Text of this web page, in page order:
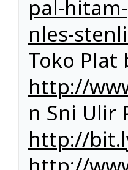
pal-
nles-
Toko Plat
http://
n Sni Ulir
http://